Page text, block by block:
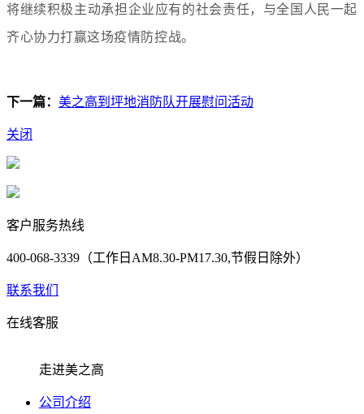
将继续积极主动承担企业应有的社会责任，与全国人民一起
齐心协力打赢这场疫情防控战。
下一篇： 美之高到坪地消防队开展慰问活动
关闭
客户服务热线
400-068-3339（工作日AM8.30-PM17.30,节假日除外）
联系我们
在线客服
走进美之高
公司介绍